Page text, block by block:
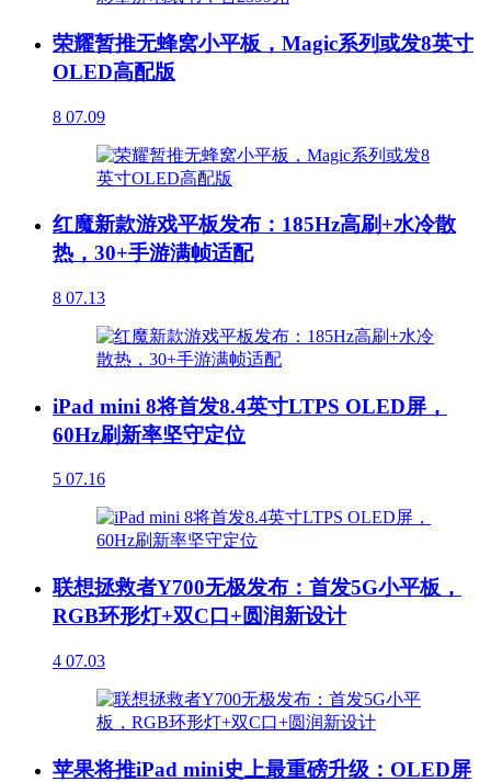
荣耀暂推无蜂窝小平板，Magic系列或发8英寸
OLED高配版
8 07.09
红魔新款游戏平板发布：185Hz高刷+水冷散
热，30+手游满帧适配
8 07.13
iPad mini 8将首发8.4英寸LTPS OLED屏，
60Hz刷新率坚守定位
5 07.16
联想拯救者Y700无极发布：首发5G小平板，
RGB环形灯+双C口+圆润新设计
4 07.03
苹果将推iPad mini史上最重磅升级：OLED屏